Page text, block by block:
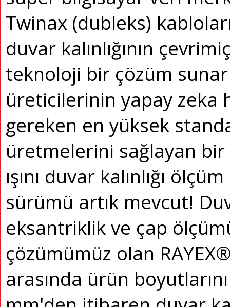
Twinax (dubleks)
duvar kalınlığının
teknoloji bir çözüm
üreticilerinin yapay zeka
gereken en yüksek
üretmelerini sağlayan bir
ışını duvar kalınlığı
sürümü artık mevcut!
eksantriklik ve çap
çözümümüz olan
arasında ürün